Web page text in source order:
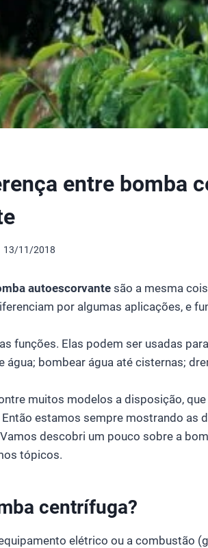
entre bomba
13/11/2018
autoescorvantesão a mesma
por algumas aplicações, e
funções. Elas podem ser usadas
água; bombear água até cisternas;
muitos modelos a disposição,
estamos sempre mostrando as
descobri um pouco sobre a
tópicos.
centrífuga?
elétrico ou a combustão